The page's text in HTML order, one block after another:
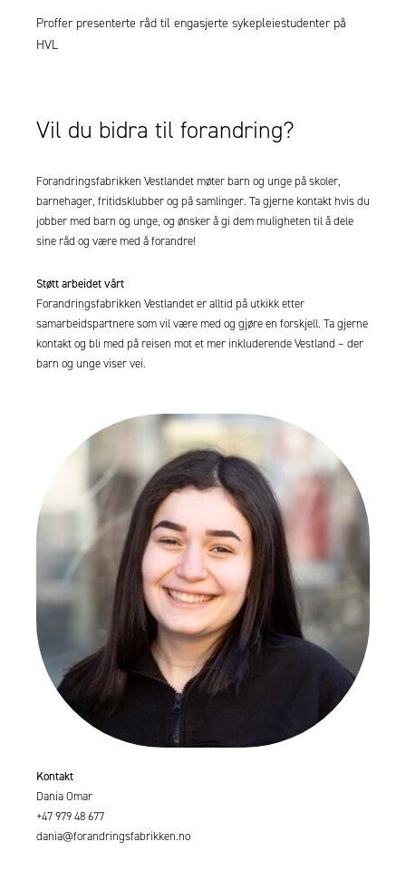
Proffer presenterte råd til engasjerte sykepleiestudenter på
HVL
Vil du bidra til forandring?
Forandringsfabrikken Vestlandet møter barn og unge på skoler,
barnehager, fritidsklubber og på samlinger. Ta gjerne kontakt hvis du
jobber med barn og unge, og ønsker å gi dem muligheten til å dele
sine råd og være med å forandre!
Støtt arbeidet vårt
Forandringsfabrikken Vestlandet er alltid på utkikk etter
samarbeidspartnere som vil være med og gjøre en forskjell. Ta gjerne
kontakt og bli med på reisen mot et mer inkluderende Vestland – der
barn og unge viser vei.
Kontakt
Dania Omar
+47 979 48 677
dania@forandringsfabrikken.no